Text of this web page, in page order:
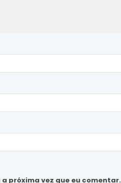
próxima vez que eu comentar.